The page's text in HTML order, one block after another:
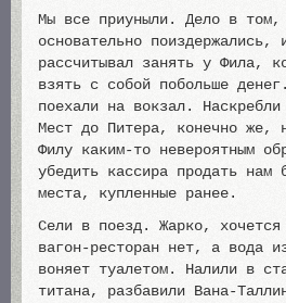
Мы все приуныли. Дело в том,
основательно
рассчитывал занять у Фила,
взять с собой побольше
поехали на вокзал.
Мест до Питера, конечно же,
Филу каким-то невероятным
убедить кассира продать нам
места, купленные ранее.
Сели в поезд. Жарко,
вагон-ресторан нет, а вода
воняет туалетом. Налили в
титана, разбавили Вана-